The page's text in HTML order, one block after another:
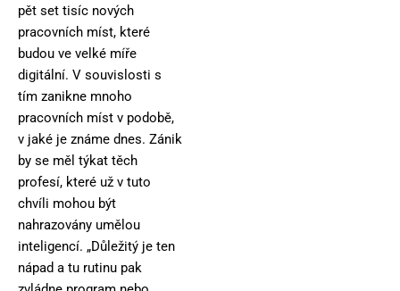
pět set tisíc nových
pracovních míst, které
budou ve velké míře
digitální. V souvislosti s
tím zanikne mnoho
pracovních míst v podobě,
v jaké je známe dnes. Zánik
by se měl týkat těch
profesí, které už v tuto
chvíli mohou být
nahrazovány umělou
inteligencí. „Důležitý je ten
nápad a tu rutinu pak